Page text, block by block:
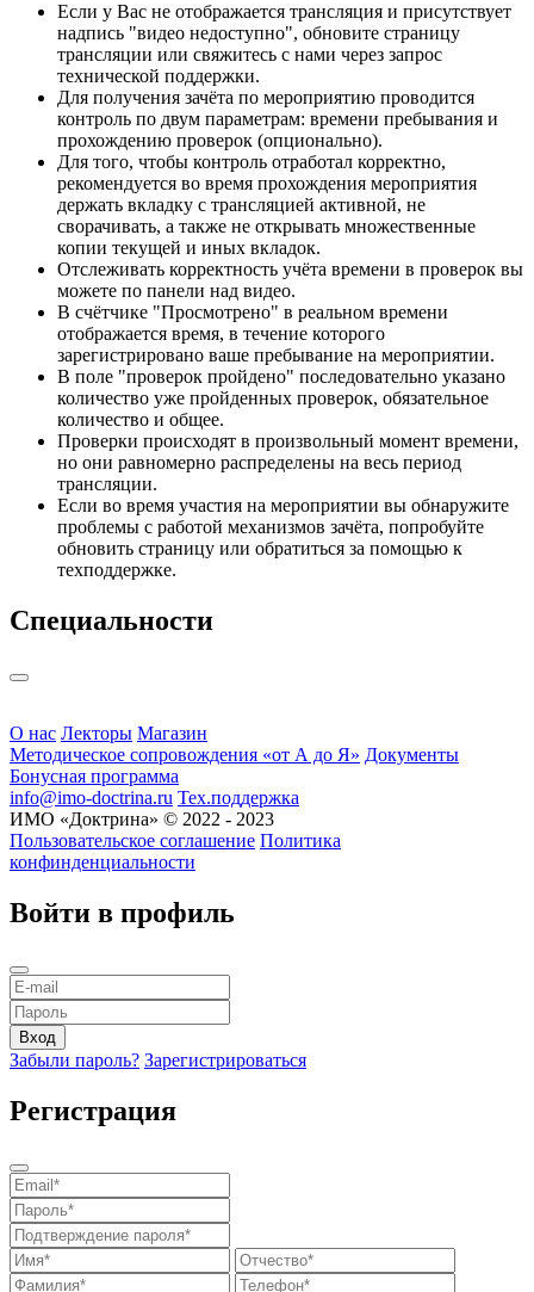
Если у Вас не отображается трансляция и присутствует
надпись "видео недоступно", обновите страницу
трансляции или свяжитесь с нами через запрос
технической поддержки.
Для получения зачёта по мероприятию проводится
контроль по двум параметрам: времени пребывания и
прохождению проверок (опционально).
Для того, чтобы контроль отработал корректно,
рекомендуется во время прохождения мероприятия
держать вкладку с трансляцией активной, не
сворачивать, а также не открывать множественные
копии текущей и иных вкладок.
Отслеживать корректность учёта времени в проверок вы
можете по панели над видео.
В счётчике "Просмотрено" в реальном времени
отображается время, в течение которого
зарегистрировано ваше пребывание на мероприятии.
В поле "проверок пройдено" последовательно указано
количество уже пройденных проверок, обязательное
количество и общее.
Проверки происходят в произвольный момент времени,
но они равномерно распределены на весь период
трансляции.
Если во время участия на мероприятии вы обнаружите
проблемы с работой механизмов зачёта, попробуйте
обновить страницу или обратиться за помощью к
техподдержке.
Cпециальности
О нас Лекторы Магазин
Методическое сопровождения «от А до Я» Документы
Бонусная программа
info@imo-doctrina.ru Тех.поддержка
ИМО «Доктрина» © 2022 - 2023
Пользовательское соглашение Политика
конфинденциальности
Войти в профиль
Забыли пароль? Зарегистрироваться
Регистрация